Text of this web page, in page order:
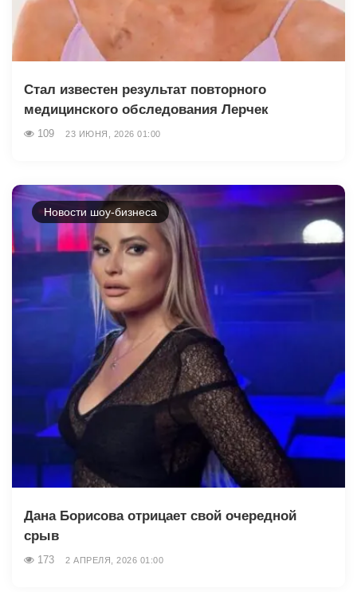
Стал известен результат повторного
медицинского обследования Лерчек
109 23 ИЮНЯ, 2026 01:00
Новости шоу-бизнеса
Дана Борисова отрицает свой очередной
срыв
173 2 АПРЕЛЯ, 2026 01:00